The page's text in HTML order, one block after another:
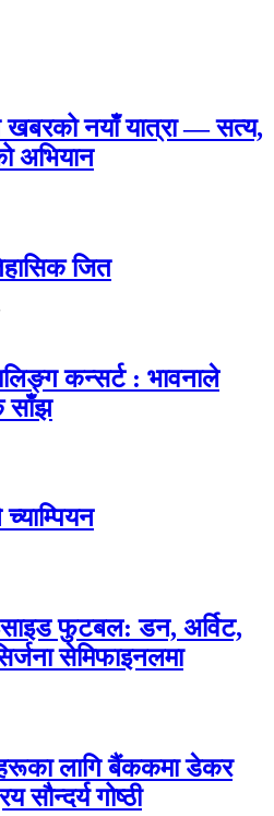
खबरको नयाँ यात्रा — सत्य,
अभियान
जित
कन्सर्ट : भावनाले
साँझ
फुटबल: डन, अर्विट,
सेमिफाइनलमा
लागि बैंककमा डेकर
सौन्दर्य गोष्ठी